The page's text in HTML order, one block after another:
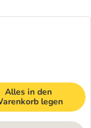
Alles in den
legen